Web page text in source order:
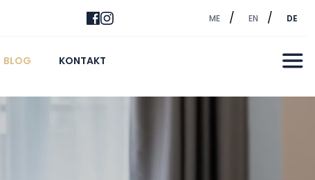
ME EN DE
BLOG KONTAKT